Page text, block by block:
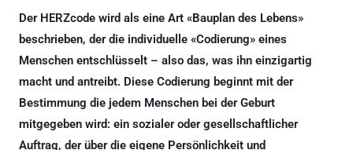
Der HERZcode wird als eine Art «Bauplan des Lebens»
beschrieben, der die individuelle «Codierung» eines
Menschen entschlüsselt – also das, was ihn einzigartig
macht und antreibt. Diese Codierung beginnt mit der
Bestimmung die jedem Menschen bei der Geburt
mitgegeben wird: ein sozialer oder gesellschaftlicher
Auftrag, der über die eigene Persönlichkeit und